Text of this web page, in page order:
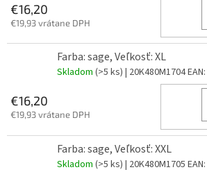
€16,20
€19,93 vrátane DPH
Farba: sage, Veľkosť: XL
Skladom (>5 ks) | 20K480M1704EAN:
€16,20
€19,93 vrátane DPH
Farba: sage, Veľkosť: XXL
Skladom (>5 ks) | 20K480M1705 EAN: